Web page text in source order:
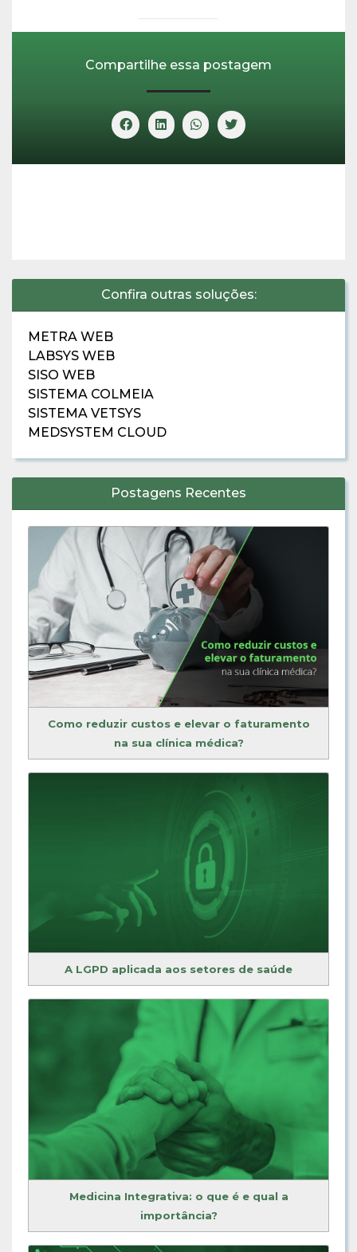
Compartilhe essa postagem
Confira outras soluções:
METRA WEB
LABSYS WEB
SISO WEB
SISTEMA COLMEIA
SISTEMA VETSYS
MEDSYSTEM CLOUD
Postagens Recentes
Como reduzir custos e elevar o faturamento
na sua clínica médica?
A LGPD aplicada aos setores de saúde
Medicina Integrativa: o que é e qual a
importância?